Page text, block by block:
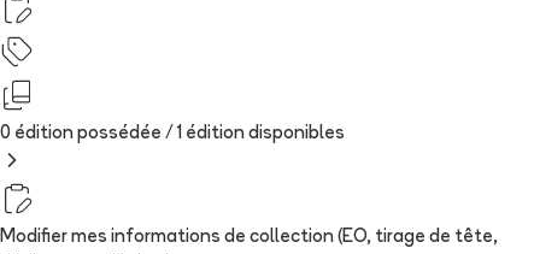
0 édition possédée / 1 édition disponibles
Modifier mes informations de collection (EO, tirage de tête,